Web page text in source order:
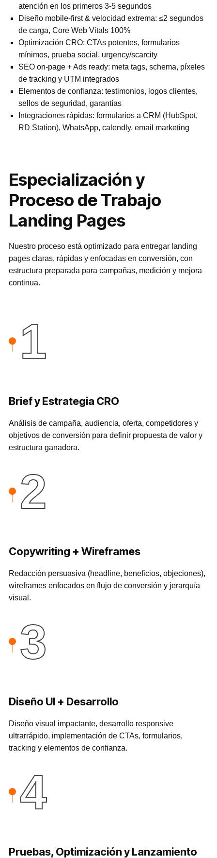
atención en los primeros 3-5 segundos
Diseño mobile-first & velocidad extrema: ≤2 segundos
de carga, Core Web Vitals 100%
Optimización CRO: CTAs potentes, formularios
mínimos, prueba social, urgency/scarcity
SEO on-page + Ads ready: meta tags, schema, píxeles
de tracking y UTM integrados
Elementos de confianza: testimonios, logos clientes,
sellos de seguridad, garantías
Integraciones rápidas: formularios a CRM (HubSpot,
RD Station), WhatsApp, calendly, email marketing
Especialización y
Proceso de Trabajo
Landing Pages
Nuestro proceso está optimizado para entregar landing
pages claras, rápidas y enfocadas en conversión, con
estructura preparada para campañas, medición y mejora
continua.
1
Brief y Estrategia CRO
Análisis de campaña, audiencia, oferta, competidores y
objetivos de conversión para definir propuesta de valor y
estructura ganadora.
2
Copywriting + Wireframes
Redacción persuasiva (headline, beneficios, objeciones),
wireframes enfocados en flujo de conversión y jerarquía
visual.
3
Diseño UI + Desarrollo
Diseño visual impactante, desarrollo responsive
ultrarrápido, implementación de CTAs, formularios,
tracking y elementos de confianza.
4
Pruebas, Optimización y Lanzamiento